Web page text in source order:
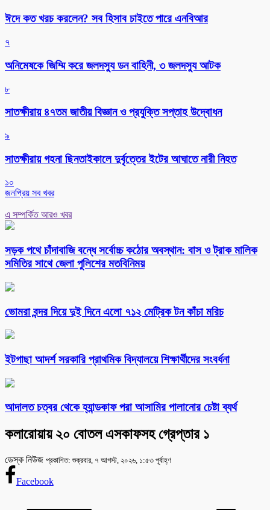
ঈদে কত খরচ করলেন? সব হিসাব চাইতে পারে এনবিআর
৭
অনিমেষকে জিম্মি করে জলদস্যু ডন বাহিনী, ৩ জলদস্যু আটক
৮
সাতক্ষীরায় ৪৭তম জাতীয় বিজ্ঞান ও প্রযুক্তি সপ্তাহ উদ্বোধন
৯
সাতক্ষীরায় গহনা ছিনতাইকালে দুর্বৃত্তের ইটের আঘাতে নারী নিহত
১০
জনপ্রিয় সব খবর
এ সম্পর্কিত আরও খবর
সড়ক পথে চাঁদাবাজি বন্ধে সর্বোচ্চ কঠোর অবস্থান: বাস ও ট্রাক মালিক
সমিতির সাথে জেলা পুলিশের মতবিনিময়
ভোমরা বন্দর দিয়ে দুই দিনে এলো ৭১২ মেট্রিক টন কাঁচা মরিচ
ইটগাছা আদর্শ সরকারি প্রাথমিক বিদ্যালয়ে শিক্ষার্থীদের সংবর্ধনা
আদালত চত্বর থেকে হ্যান্ডকাফ পরা আসামির পালানোর চেষ্টা ব্যর্থ
কলারোয়ায় ২০ বোতল এসকাফসহ গ্রেপ্তার ১
ডেস্ক নিউজ প্রকাশিত: শুক্রবার, ৭ আগস্ট, ২০২৬, ১:৫৩ পূর্বাহ্ণ
Facebook